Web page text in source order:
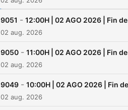
9051 - 12:00H | 02 AGO 2026 | Fin
02 aug. 2026
9050 - 11:00H | 02 AGO 2026 | Fin
02 aug. 2026
9049 - 10:00H | 02 AGO 2026 | Fin
02 aug. 2026